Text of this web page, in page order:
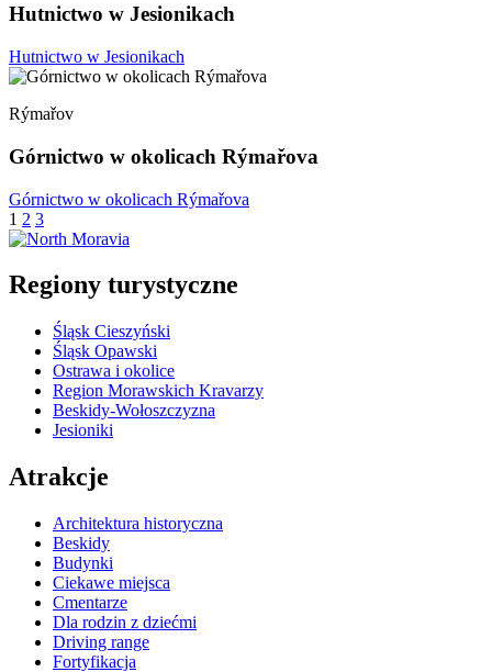
Hutnictwo w Jesionikach
Hutnictwo w Jesionikach
Rýmařov
Górnictwo w okolicach Rýmařova
Górnictwo w okolicach Rýmařova
Stronicowanie
wpisów
1 2 3
Regiony turystyczne
Śląsk Cieszyński
Śląsk Opawski
Ostrawa i okolice
Region Morawskich Kravarzy
Beskidy-Wołoszczyzna
Jesioniki
Atrakcje
Architektura historyczna
Beskidy
Budynki
Ciekawe miejsca
Cmentarze
Dla rodzin z dziećmi
Driving range
Fortyfikacja